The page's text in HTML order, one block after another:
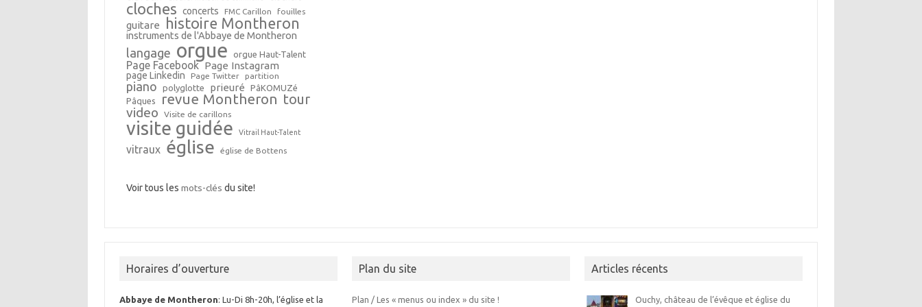
cloches concerts FMC Carillon fouilles
guitare histoire Montheron
instruments de l'Abbaye de Montheron
langage orgue orgue Haut-Talent
Page Facebook Page Instagram
page Linkedin Page Twitter partition
piano polyglotte prieuré
PâKOMUZé
Pâques
revue Montheron tour
video Visite de carillons
visite guidée Vitrail Haut-Talent
vitraux église église de Bottens
Voir tous les mots-clés du site!
Horaires d’ouverture
Abbaye de Montheron: Lu-Di 8h-20h, l’église et la
Plan du site
Plan / Les « menus ou index » du site !
Articles récents
Ouchy, château de l’évêque et église du